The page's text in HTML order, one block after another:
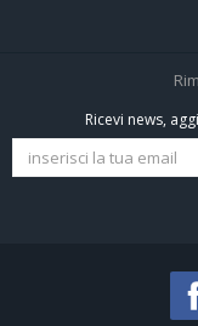
Ricevi news,